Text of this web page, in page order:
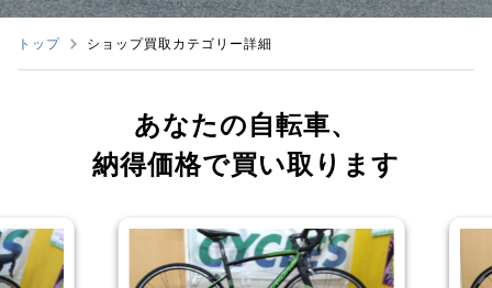
トップ ショップ買取カテゴリー詳細
あなたの自転車、
納得価格で買い取ります